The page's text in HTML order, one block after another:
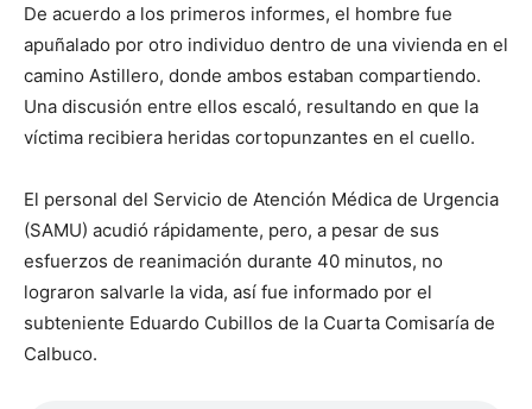
De acuerdo a los primeros informes, el hombre fue
apuñalado por otro individuo dentro de una vivienda en el
camino Astillero, donde ambos estaban compartiendo.
Una discusión entre ellos escaló, resultando en que la
víctima recibiera heridas cortopunzantes en el cuello.
El personal del Servicio de Atención Médica de Urgencia
(SAMU) acudió rápidamente, pero, a pesar de sus
esfuerzos de reanimación durante 40 minutos, no
lograron salvarle la vida, así fue informado por el
subteniente Eduardo Cubillos de la Cuarta Comisaría de
Calbuco.